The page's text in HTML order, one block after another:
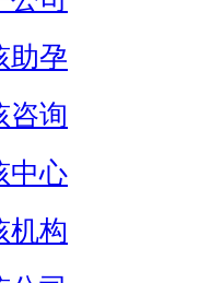
助孕
咨询
中心
机构